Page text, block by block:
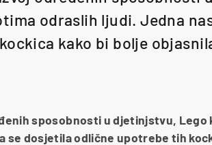
odraslih ljudi. Jedna
kako bi bolje
sposobnosti u djetinjstvu, Lego
se dosjetila odlične upotrebe tih